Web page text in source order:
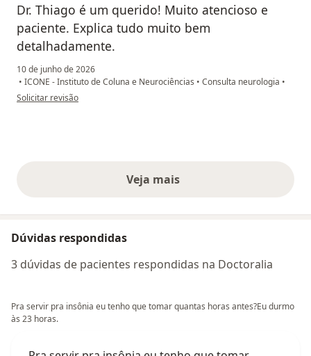
Dr. Thiago é um querido! Muito atencioso e
paciente. Explica tudo muito bem
detalhadamente.
10 de junho de 2026
• ICONE - Instituto de Coluna e Neurociências • Consulta neurologia •
na opinião do utilizador Ana Audioso
Solicitar revisão
Veja maisopiniões acima
Dúvidas respondidas
3 dúvidas de pacientes respondidas na Doctoralia
Pra servir pra insônia eu tenho que tomar quantas horas antes?Eu durmo
às 23 horas.